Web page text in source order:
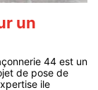
un
44 est un
de pose de
ile